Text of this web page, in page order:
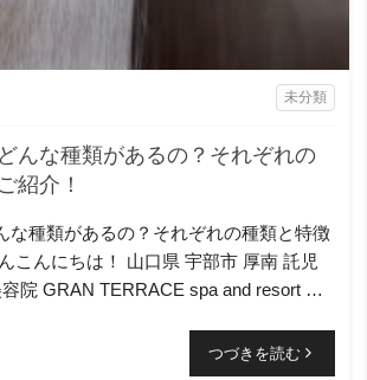
んな種類があるの？それぞれの
紹介！
未分類
な種類があるの？それぞれの種類と特徴
こんにちは！ 山口県 宇部市 厚南 託児
院 GRAN TERRACE spa and resort グ
つづきを読む